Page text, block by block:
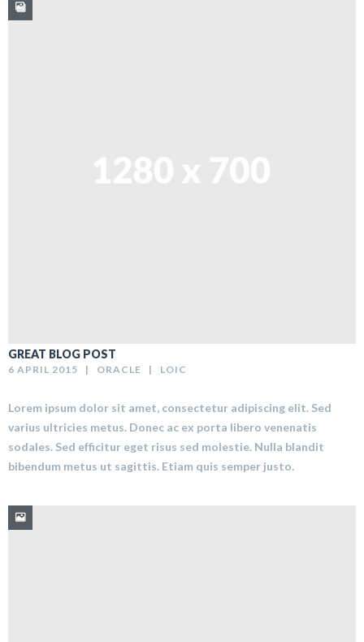
GREAT BLOG POST
6 APRIL 2015   | ORACLE
   |
LOIC
Lorem ipsum dolor sit amet, consectetur adipiscing elit. Sed
varius ultricies metus. Donec ac ex porta libero venenatis
sodales. Sed efficitur eget risus sed molestie. Nulla blandit
bibendum metus ut sagittis. Etiam quis semper justo.